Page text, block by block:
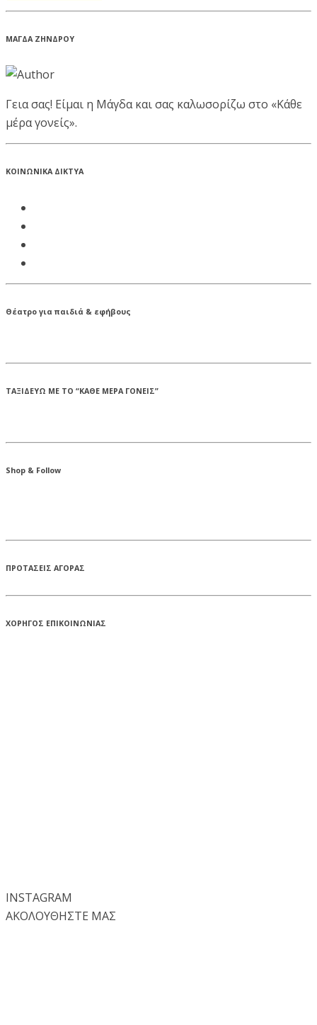
ΜΑΓΔΑ ΖΗΝΔΡΟΥ
Γεια σας! Είμαι η Μάγδα και σας καλωσορίζω στο «Κάθε
μέρα γονείς».
ΚΟΙΝΩΝΙΚΑ ΔΙΚΤΥΑ
Θέατρο για παιδιά & εφήβους
ΤΑΞΙΔΕΥΩ ΜΕ ΤΟ “ΚΑΘΕ ΜΕΡΑ ΓΟΝΕΙΣ”
Shop & Follow
ΠΡΟΤΑΣΕΙΣ ΑΓΟΡΑΣ
ΧΟΡΗΓΟΣ ΕΠΙΚΟΙΝΩΝΙΑΣ
INSTAGRAM
ΑΚΟΛΟΥΘΗΣΤΕ ΜΑΣ